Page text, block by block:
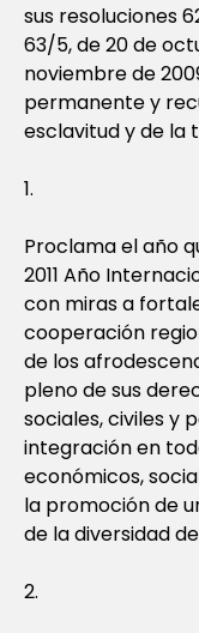
sus resoluciones
63/5, de 20 de
noviembre de
permanente y
esclavitud y de la
1.
Proclama el año
2011 Año
con miras a
cooperación
de los
pleno de sus
sociales, civiles y
integración en
económicos,
la promoción de
de la diversidad
2.